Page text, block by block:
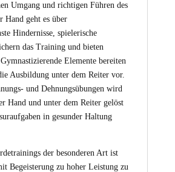
Umgang und richtigen Führen des
Hand geht es über
Hindernisse, spielerische
das Training und bieten
Elemente bereiten
Ausbildung unter dem Reiter vor.
und Dehnungsübungen wird
Hand und unter dem Reiter gelöst
in gesunder Haltung
der besonderen Art ist
Begeisterung zu hoher Leistung zu